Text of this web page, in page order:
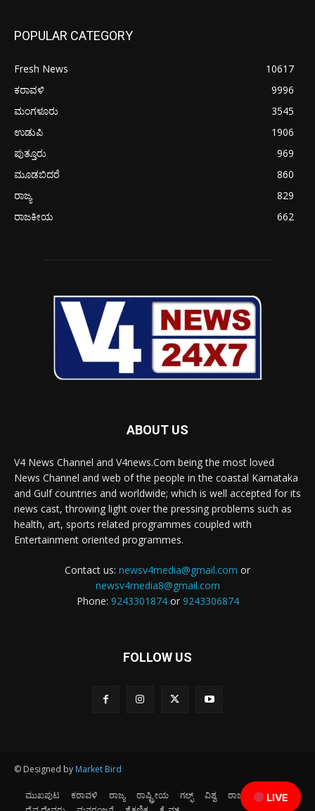
LIVE
POPULAR CATEGORY
Fresh News
10617
ಕರಾವಳಿ
9996
ಮಂಗಳೂರು
3545
ಉಡುಪಿ
1906
ಪುತ್ತೂರು
969
ಮೂಡಬಿದರೆ
860
ರಾಜ್ಯ
829
ರಾಜಕೀಯ
662
ABOUT US
V4 News Channel and V4news.Com being the most loved
News Channel and web of the people in the coastal Karnataka
and Gulf countries and worldwide; which is well accepted for its
news cast, throwing light over the pressing problems such as
health, art, sports related programmes coupled with
Entertainment oriented programmes.
Contact us: newsv4media@gmail.com or
newsv4media8@gmail.com
Phone: 9243301874or 9243306874
FOLLOW US
© Designed by Market Bird
ಮುಖಪುಟ ಕರಾವಳಿ ರಾಜ್ಯ ರಾಷ್ಟ್ರೀಯ ಗಲ್ಫ್ ವಿಶ್ವ ರಾಜಕೀಯ
ಕ್ರೀಡೆ